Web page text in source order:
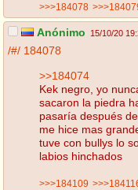
>>>184078
Anónimo 15/10/20
/#/ 184078
>>184074
Kek negro, yo
sacaron la piedra
pasaría después
me hice mas
tuve con bullys lo
labios hinchados
>>>184109